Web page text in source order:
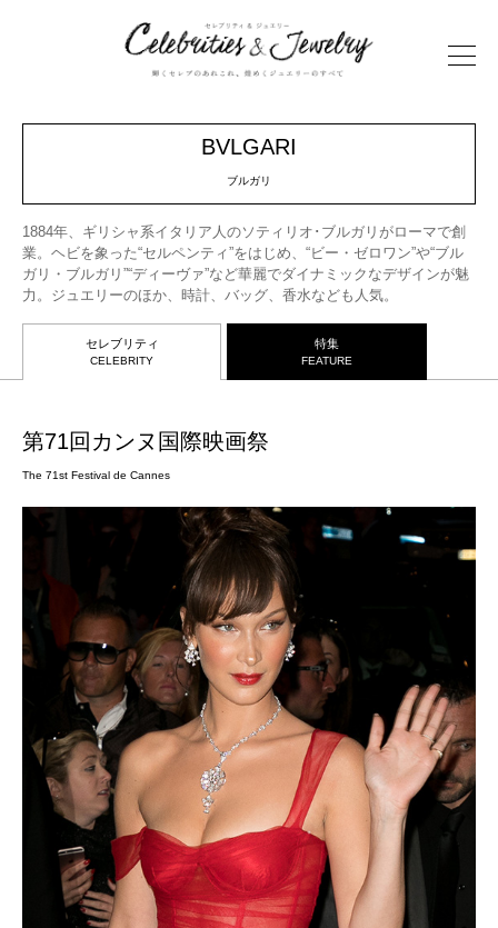
BVLGARI
ブルガリ
1884年、ギリシャ系イタリア人のソティリオ･ブルガリがローマで創
業。ヘビを象った“セルペンティ”をはじめ、“ビー・ゼロワン”や“ブル
ガリ・ブルガリ”“ディーヴァ”など華麗でダイナミックなデザインが魅
力。ジュエリーのほか、時計、バッグ、香水なども人気。
セレブリティ
CELEBRITY
特集
FEATURE
第71回カンヌ国際映画祭
The 71st Festival de Cannes